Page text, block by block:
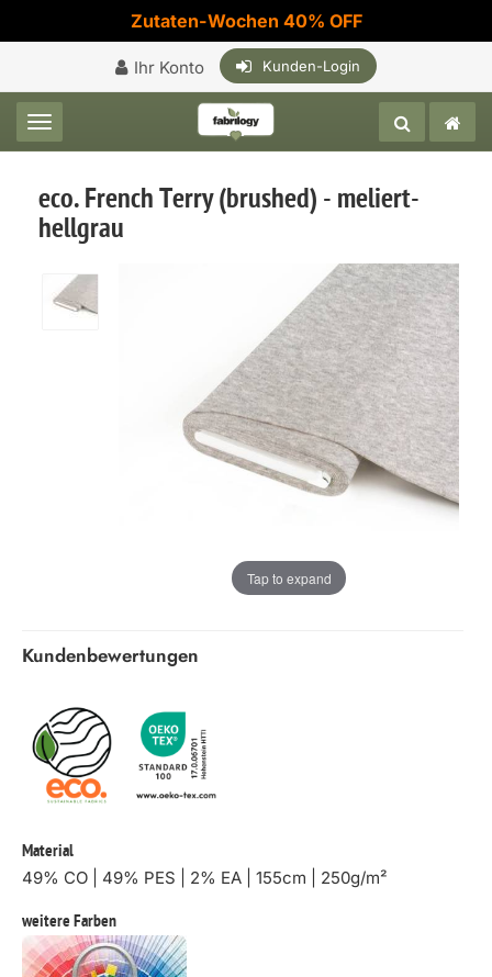
Zutaten-Wochen 40% OFF
Ihr Konto Kunden-Login
Toggle navigation
eco. French Terry (brushed) - meliert-
hellgrau
Tap to expand
Kundenbewertungen
Material
49% CO | 49% PES | 2% EA | 155cm | 250g/m²
weitere Farben